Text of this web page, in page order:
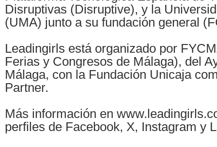
Disruptivas (Disruptive), y la
(UMA) junto a su fundación general
Leadingirls está organizado por
Ferias y Congresos de Málaga), del
Málaga, con la Fundación Unicaja
Partner.
Más información en
perfiles de Facebook, X, Instagram y